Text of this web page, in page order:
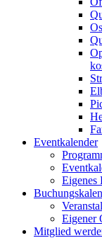
Eventkalender
Eigenes
Eigener
Mitglied